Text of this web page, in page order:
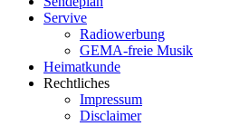
Servive
Radiowerbung
GEMA-freie Musik
Heimatkunde
Rechtliches
Impressum
Disclaimer